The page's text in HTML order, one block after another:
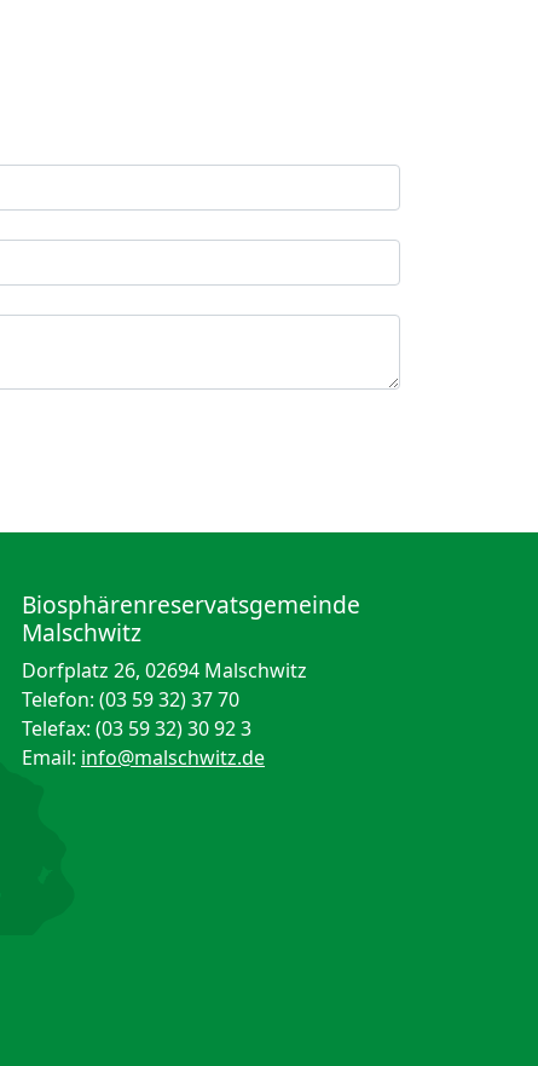
Biosphärenreservatsgemeinde
Malschwitz
Dorfplatz 26, 02694 Malschwitz
Telefon: (03 59 32) 37 70
Telefax: (03 59 32) 30 92 3
Email: info@malschwitz.de